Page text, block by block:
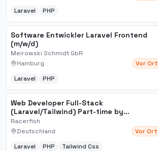
Laravel PHP
Software Entwickler Laravel Frontend
(m/w/d)
Meirowski Schmidt GbR
Hamburg
Vor Ort
Laravel PHP
Web Developer Full-Stack
(Laravel/Tailwind) Part-time by
arrangement / Rapperswil-Jona
Racerfish
Deutschland
Vor Ort
Laravel PHP Tailwind Css